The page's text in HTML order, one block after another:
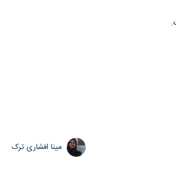
مینا افشاری ترک